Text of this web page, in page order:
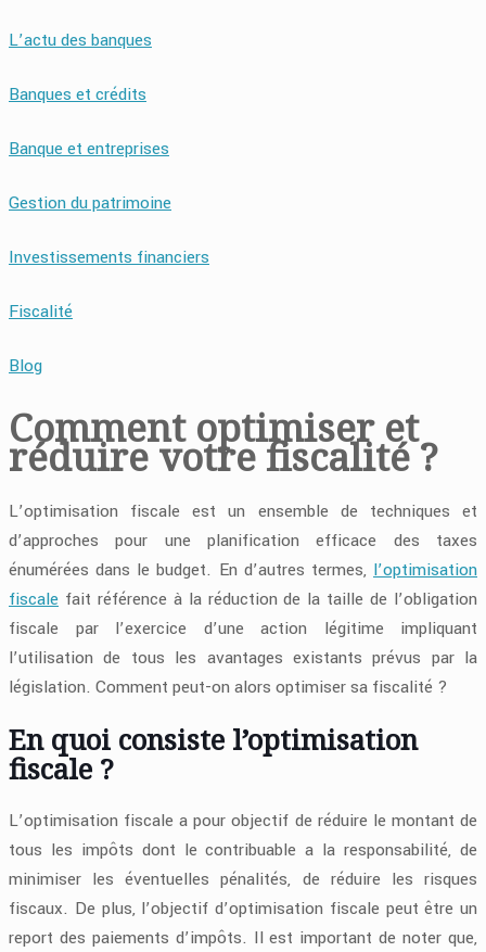
L’actu des banques
Banques et crédits
Banque et entreprises
Gestion du patrimoine
Investissements financiers
Fiscalité
Blog
Comment optimiser et
réduire votre fiscalité ?
L’optimisation fiscale est un ensemble de techniques et
d’approches pour une planification efficace des taxes
énumérées dans le budget. En d’autres termes, l’optimisation
fiscale fait référence à la réduction de la taille de l’obligation
fiscale par l’exercice d’une action légitime impliquant
l’utilisation de tous les avantages existants prévus par la
législation. Comment peut-on alors optimiser sa fiscalité ?
En quoi consiste l’optimisation
fiscale ?
L’optimisation fiscale a pour objectif de réduire le montant de
tous les impôts dont le contribuable a la responsabilité, de
minimiser les éventuelles pénalités, de réduire les risques
fiscaux. De plus, l’objectif d’optimisation fiscale peut être un
report des paiements d’impôts. Il est important de noter que,